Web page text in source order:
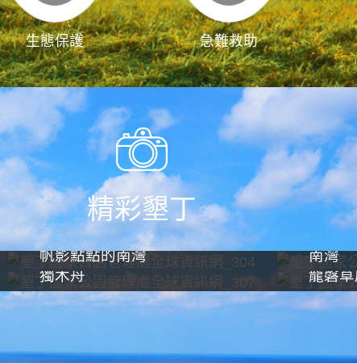
生態保護 急難救助
精彩墾丁
帆影點點的南灣
南灣
獨木舟 龍磐